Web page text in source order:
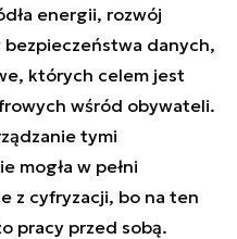
energii, rozwój
danych,
których celem jest
wśród obywateli.
tymi
mogła w pełni
z cyfryzacji, bo na ten
pracy przed sobą.